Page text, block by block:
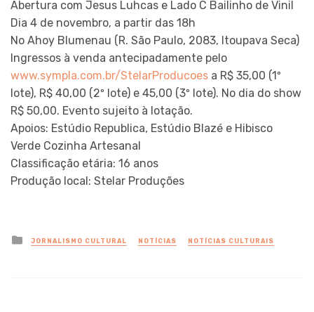
Abertura com Jesus Luhcas e Lado C Bailinho de Vinil
Dia 4 de novembro, a partir das 18h
No Ahoy Blumenau (R. São Paulo, 2083, Itoupava Seca)
Ingressos à venda antecipadamente pelo
www.sympla.com.br/StelarProducoes a R$ 35,00 (1º
lote), R$ 40,00 (2º lote) e 45,00 (3º lote). No dia do show
R$ 50,00. Evento sujeito à lotação.
Apoios: Estúdio Republica, Estúdio Blazé e Hibisco
Verde Cozinha Artesanal
Classificação etária: 16 anos
Produção local: Stelar Produções
Posted
in
JORNALISMO CULTURAL NOTÍCIAS NOTÍCIAS CULTURAIS